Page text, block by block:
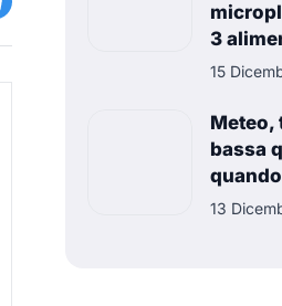
3
15
Meteo,
bassa
quando
13